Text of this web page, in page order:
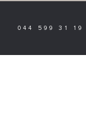
044 599 31 19